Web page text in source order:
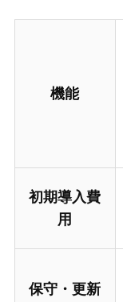
機能
初期導入費
用
保守・更新